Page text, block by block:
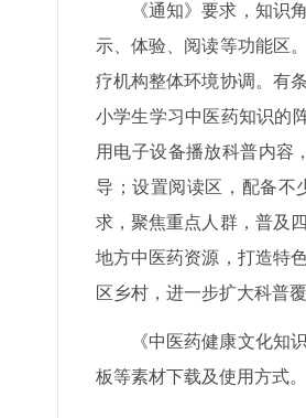
《通知》要求，知识
示、体验、阅读等功能区
疗机构整体环境协调。有
小学生学习中医药知识的
用电子设备播放科普内容
导；设置阅读区，配备不
求，聚焦重点人群，普及
地方中医药资源，打造特
区乡村，进一步扩大科普覆
《中医药健康文化知
板等素材下载及使用方式。